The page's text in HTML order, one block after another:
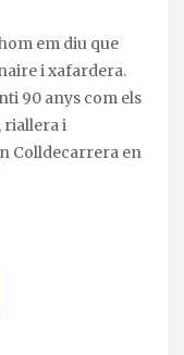
i xafardera.
90 anys com els
riallera i
Colldecarrera en